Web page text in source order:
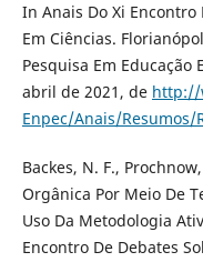
In Anais Do Xi Encontro
Em Ciências.
Pesquisa Em Educação
abril de 2021, de http://
Enpec/Anais/Resumos/
Backes, N. F.,
Orgânica Por Meio De
Uso Da Metodologia
Encontro De Debates